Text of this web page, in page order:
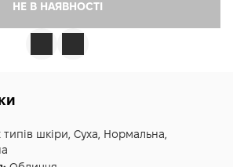
НЕ В НАЯВНОСТІ
типів шкіри, Суха, Нормальна,